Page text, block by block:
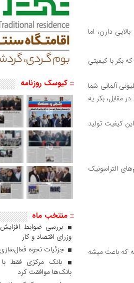
دارن، اما
بکر با کیفیتی
آلمانی شما
مقابل، بکر یه
کیفیت تولید
التراسونیک
که باعث میشه
:: کیوسک روزنامه
:: منتخب ماه
بررسی ضوابط
وزرای اقتصاد و کار
جزئیات نحوه
بانک‌ها موافقت کرد